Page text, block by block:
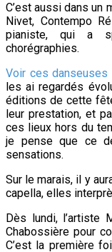
C’est aussi dans un
Nivet, Contempo
pianiste, qui a
chorégraphies.
Voir ces
les ai regardés
éditions de cette
leur prestation, et
ces lieux hors du
je pense que ce
sensations.
Sur le marais, il y
capella, elles
Dès lundi, l’artiste
Chabossière pour
C’est la première